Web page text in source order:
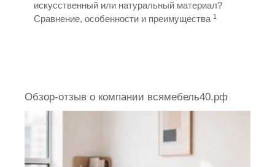
искусственный или натуральный материал?
Сравнение, особенности и преимущества 1
Обзор-отзыв о компании всямебель40.рф